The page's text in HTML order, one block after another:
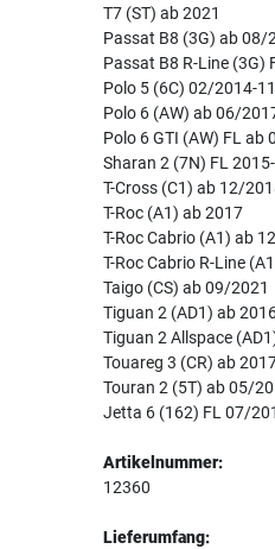
T7 (ST) ab 2021
Passat B8 (3G) ab 08/
Passat B8 R-Line (3G)
Polo 5 (6C) 02/2014-
Polo 6 (AW) ab 06/
Polo 6 GTI (AW) FL ab
Sharan 2 (7N) FL
T-Cross (C1) ab 12/
T-Roc (A1) ab 2017
T-Roc Cabrio (A1) ab
T-Roc Cabrio R-Line
Taigo (CS) ab 09/2021
Tiguan 2 (AD1) ab
Tiguan 2 Allspace
Touareg 3 (CR) ab
Touran 2 (5T) ab 05/
Jetta 6 (162) FL 07/
Artikelnummer:
12360
Lieferumfang: